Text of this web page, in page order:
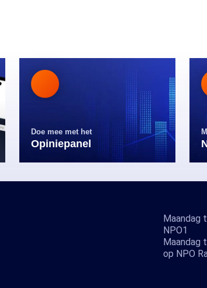
Doe mee met het
Opiniepanel
Maandag
NPO1
Maandag
op NPO